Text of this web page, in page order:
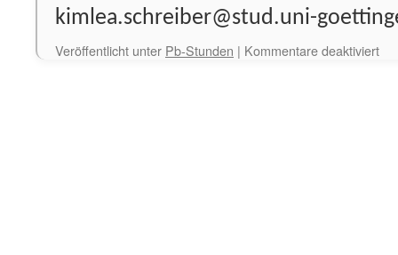
kimlea.schreiber@stud.uni-
Veröffentlicht unter Pb-Stunden | Kommentare deaktiviertfür